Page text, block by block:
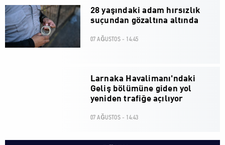
28 yaşındaki adam hırsızlık
suçundan gözaltına altında
07 AĞUSTOS - 14:45
Larnaka Havalimanı'ndaki
Geliş bölümüne giden yol
yeniden trafiğe açılıyor
07 AĞUSTOS - 14:43